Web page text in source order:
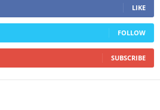
LIKE
FOLLOW
SUBSCRIBE